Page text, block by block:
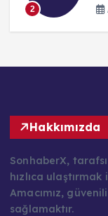
2
Hakkımızda
SonhaberX,
hızlıca
Amacımız,
sağlamaktır.